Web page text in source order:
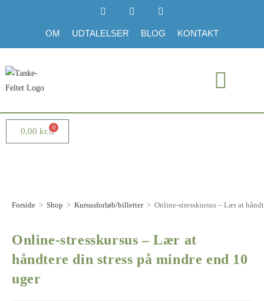
OM UDTALELSER BLOG KONTAKT
0,00 kr. 0
Forside > Shop > Kursusforløb/billetter > Online-stresskursus – Lær at
Online-stresskursus – Lær at
håndtere din stress på mindre end 10
uger